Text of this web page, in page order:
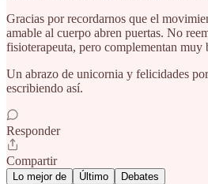
Gracias por recordarnos que el
amable al cuerpo abren puertas. No
fisioterapeuta, pero complementan muy
Un abrazo de unicornia y felicidades
escribiendo así.
Responder
Compartir
Lo mejor de Último Debates